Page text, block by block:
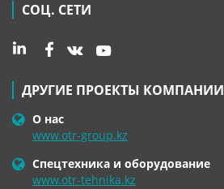
СОЦ. СЕТИ
ДРУГИЕ ПРОЕКТЫ КОМПАНИИ
О нас
www.otr-group.kz
Спецтехника и оборудование
www.otr-tehnika.kz